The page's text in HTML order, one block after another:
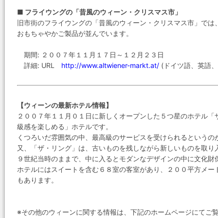
■ フライウングの「昔風のウィーン・クリスマス市」
旧市街のフライウングの「昔風のウィーン・クリスマス市」で
おもちゃやかご製品が並んでいます。
期間: ２００７年１１月１７日～１２月２３日
詳細: URL http://www.altwiener-markt.at/ (ドイツ語、英語
【ウィーンの最新ホテル情報】
２００７年１１月０１日に新しくオープンした５つ星のホテル
級感を楽しめる」ホテルです。
くつろいだ雰囲気の中、最高級のサービスを受けられるという
又、「ザ・リング」は、古いものを残しながら新しいものを取
９世紀当時のままで、中に入るとモダンなデザインの中に文化
ホテルにはスイートを含む６８室の客室があり、２００平方メ
もあります。
※その他のウィーンに関する情報は、下記のホームページにてご